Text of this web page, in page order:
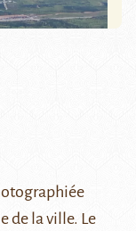
de la ville. Le